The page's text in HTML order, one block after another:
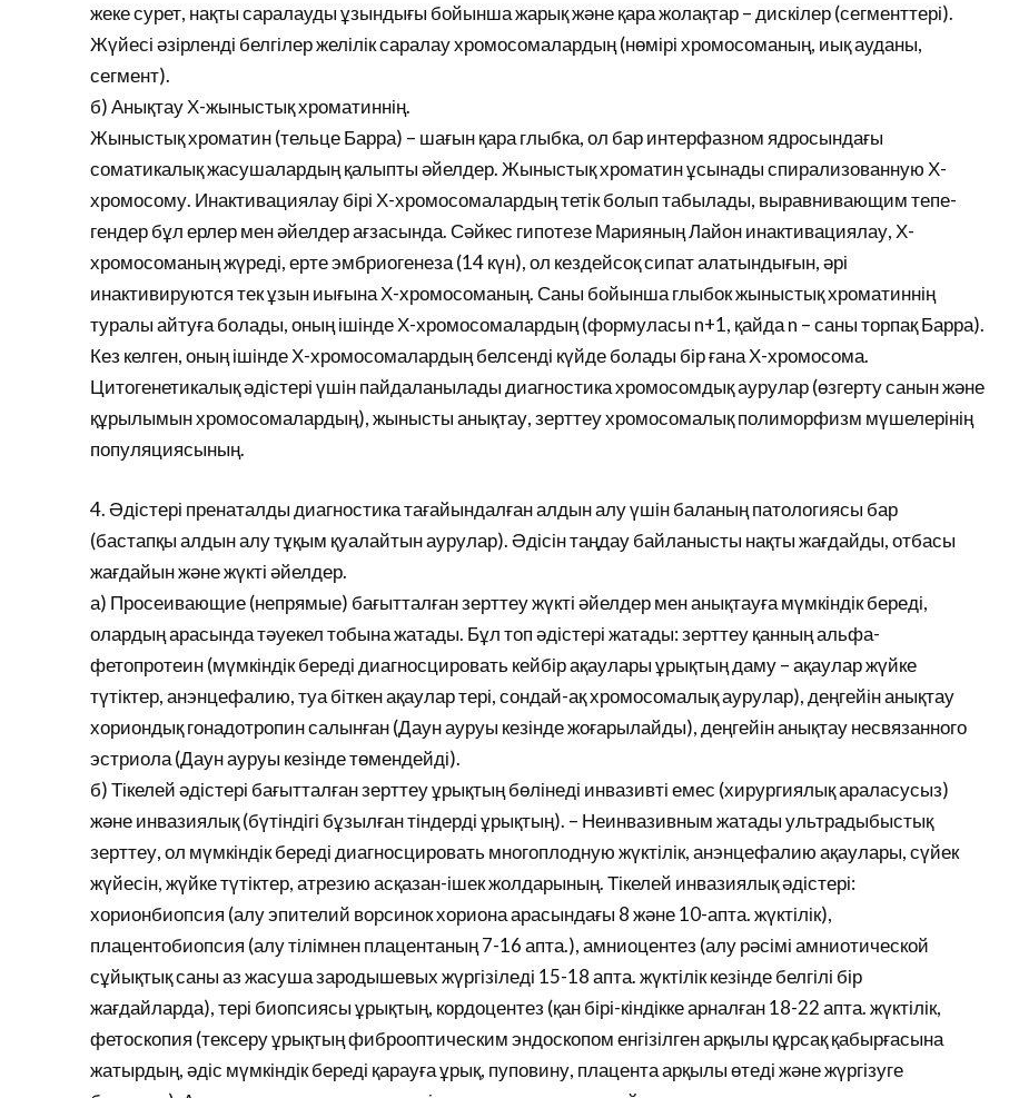
жеке сурет, нақты саралауды ұзындығы бойынша жарық және қара жолақтар – дискілер (сегменттері).
Жүйесі әзірленді белгілер желілік саралау хромосомалардың (нөмірі хромосоманың, иық ауданы,
сегмент).
б) Анықтау Х-жыныстық хроматиннің.
Жыныстық хроматин (тельце Барра) – шағын қара глыбка, ол бар интерфазном ядросындағы
соматикалық жасушалардың қалыпты әйелдер. Жыныстық хроматин ұсынады спирализованную Х-
хромосому. Инактивациялау бірі Х-хромосомалардың тетік болып табылады, выравнивающим тепе-
гендер бұл ерлер мен әйелдер ағзасында. Сәйкес гипотезе Марияның Лайон инактивациялау, Х-
хромосоманың жүреді, ерте эмбриогенеза (14 күн), ол кездейсоқ сипат алатындығын, әрі
инактивируются тек ұзын иығына Х-хромосоманың. Саны бойынша глыбок жыныстық хроматиннің
туралы айтуға болады, оның ішінде Х-хромосомалардың (формуласы n+1, қайда n – саны торпақ Барра).
Кез келген, оның ішінде Х-хромосомалардың белсенді күйде болады бір ғана Х-хромосома.
Цитогенетикалық әдістері үшін пайдаланылады диагностика хромосомдық аурулар (өзгерту санын және
құрылымын хромосомалардың), жынысты анықтау, зерттеу хромосомалық полиморфизм мүшелерінің
популяциясының.
4. Әдістері пренаталды диагностика тағайындалған алдын алу үшін баланың патологиясы бар
(бастапқы алдын алу тұқым қуалайтын аурулар). Әдісін таңдау байланысты нақты жағдайды, отбасы
жағдайын және жүкті әйелдер.
а) Просеивающие (непрямые) бағытталған зерттеу жүкті әйелдер мен анықтауға мүмкіндік береді,
олардың арасында тәуекел тобына жатады. Бұл топ әдістері жатады: зерттеу қанның альфа-
фетопротеин (мүмкіндік береді диагносцировать кейбір ақаулары ұрықтың даму – ақаулар жүйке
түтіктер, анэнцефалию, туа біткен ақаулар тері, сондай-ақ хромосомалық аурулар), деңгейін анықтау
хориондық гонадотропин салынған (Даун ауруы кезінде жоғарылайды), деңгейін анықтау несвязанного
эстриола (Даун ауруы кезінде төмендейді).
б) Тікелей әдістері бағытталған зерттеу ұрықтың бөлінеді инвазивті емес (хирургиялық араласусыз)
және инвазиялық (бүтіндігі бұзылған тіндерді ұрықтың). – Неинвазивным жатады ультрадыбыстық
зерттеу, ол мүмкіндік береді диагносцировать многоплодную жүктілік, анэнцефалию ақаулары, сүйек
жүйесін, жүйке түтіктер, атрезию асқазан-ішек жолдарының. Тікелей инвазиялық әдістері:
хорионбиопсия (алу эпителий ворсинок хориона арасындағы 8 және 10-апта. жүктілік),
плацентобиопсия (алу тілімнен плацентаның 7-16 апта.), амниоцентез (алу рәсімі амниотической
сұйықтық саны аз жасуша зародышевых жүргізіледі 15-18 апта. жүктілік кезінде белгілі бір
жағдайларда), тері биопсиясы ұрықтың, кордоцентез (қан бірі-кіндікке арналған 18-22 апта. жүктілік,
фетоскопия (тексеру ұрықтың фиброоптическим эндоскопом енгізілген арқылы құрсақ қабырғасына
жатырдың, әдіс мүмкіндік береді қарауға ұрық, пуповину, плацента арқылы өтеді және жүргізуге